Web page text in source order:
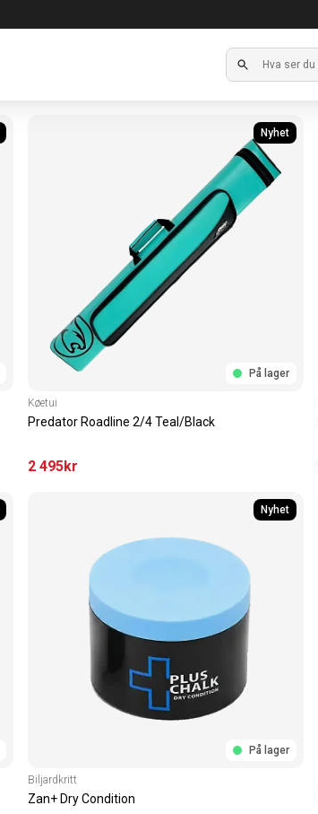
Nyhet
På lager
Køetui
Predator Roadline 2/4 Teal/Black
2 495kr
Nyhet
På lager
Biljardkritt
Zan+ Dry Condition